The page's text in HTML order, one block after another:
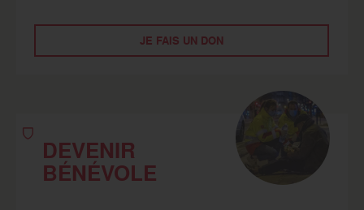
JE FAIS UN DON
DEVENIR
BÉNÉVOLE